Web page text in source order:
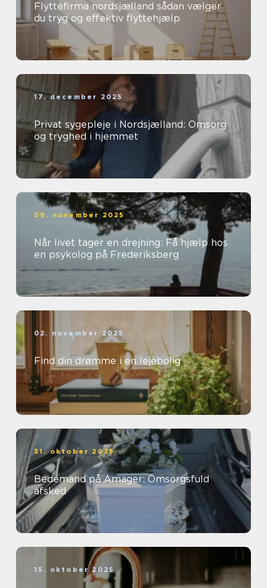
Flyttefirma nordsjælland sådan vælger
du tryg og effektiv flyttehjælp
17. december 2025
Privat sygepleje i Nordsjælland: Omsorg
og tryghed i hjemmet
09. november 2025
Når livet tager en drejning: Få hjælp hos
en psykolog på Frederiksberg
02. november 2025
Find din drømme i en lejebolig
31. oktober 2025
Bedemand på Amager: Omsorgsfuld
afsked
15. oktober 2025